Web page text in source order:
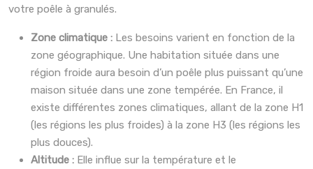
votre poêle à granulés.
Zone climatique : Les besoins varient en fonction de la
zone géographique. Une habitation située dans une
région froide aura besoin d’un poêle plus puissant qu’une
maison située dans une zone tempérée. En France, il
existe différentes zones climatiques, allant de la zone H1
(les régions les plus froides) à la zone H3 (les régions les
plus douces).
Altitude : Elle influe sur la température et le